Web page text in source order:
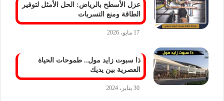
عزل الأسطح بالرياض: الحل الأمثل لتوفير
الطاقة ومنع التسربات
17 مايو، 2026
ذا سبوت زايد مول.. طموحات الحياة
العصرية بين يديك
30 يناير، 2024